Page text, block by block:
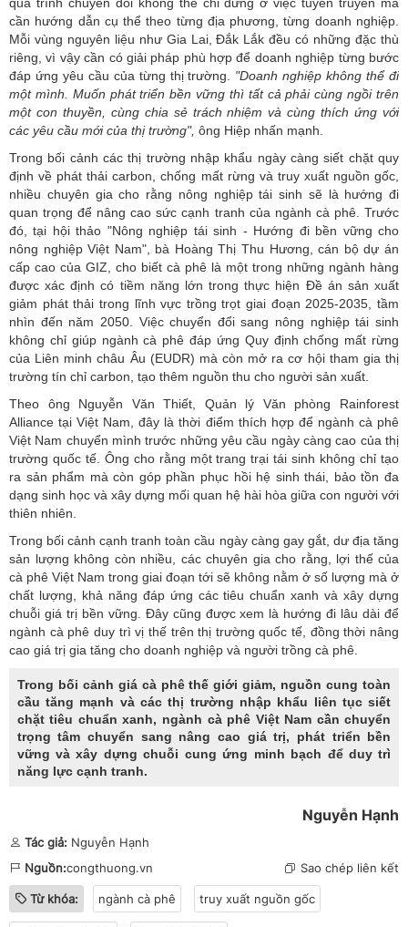
cần hướng dẫn cụ thể theo từng địa phương, từng doanh nghiệp.
Mỗi vùng nguyên liệu như Gia Lai, Đắk Lắk đều có những đặc thù
riêng, vì vậy cần có giải pháp phù hợp để doanh nghiệp từng bước
đáp ứng yêu cầu của từng thị trường. "Doanh nghiệp không thể đi
một mình. Muốn phát triển bền vững thì tất cả phải cùng ngồi trên
một con thuyền, cùng chia sẻ trách nhiệm và cùng thích ứng với
các yêu cầu mới của thị trường", ông Hiệp nhấn mạnh.
Trong bối cảnh các thị trường nhập khẩu ngày càng siết chặt quy
định về phát thải carbon, chống mất rừng và truy xuất nguồn gốc,
nhiều chuyên gia cho rằng nông nghiệp tái sinh sẽ là hướng đi
quan trọng để nâng cao sức cạnh tranh của ngành cà phê. Trước
đó, tại hội thảo "Nông nghiệp tái sinh - Hướng đi bền vững cho
nông nghiệp Việt Nam", bà Hoàng Thị Thu Hương, cán bộ dự án
cấp cao của GIZ, cho biết cà phê là một trong những ngành hàng
được xác định có tiềm năng lớn trong thực hiện Đề án sản xuất
giảm phát thải trong lĩnh vực trồng trọt giai đoạn 2025-2035, tầm
nhìn đến năm 2050. Việc chuyển đổi sang nông nghiệp tái sinh
không chỉ giúp ngành cà phê đáp ứng Quy định chống mất rừng
của Liên minh châu Âu (EUDR) mà còn mở ra cơ hội tham gia thị
trường tín chỉ carbon , tạo thêm nguồn thu cho người sản xuất.
Theo ông Nguyễn Văn Thiết, Quản lý Văn phòng Rainforest
Alliance tại Việt Nam, đây là thời điểm thích hợp để ngành cà phê
Việt Nam chuyển mình trước những yêu cầu ngày càng cao của thị
trường quốc tế. Ông cho rằng một trang trại tái sinh không chỉ tạo
ra sản phẩm mà còn góp phần phục hồi hệ sinh thái, bảo tồn đa
dạng sinh học và xây dựng mối quan hệ hài hòa giữa con người với
thiên nhiên.
Trong bối cảnh cạnh tranh toàn cầu ngày càng gay gắt, dư địa tăng
sản lượng không còn nhiều, các chuyên gia cho rằng, lợi thế của
cà phê Việt Nam trong giai đoạn tới sẽ không nằm ở số lượng mà ở
chất lượng, khả năng đáp ứng các tiêu chuẩn xanh và xây dựng
chuỗi giá trị bền vững. Đây cũng được xem là hướng đi lâu dài để
ngành cà phê duy trì vị thế trên thị trường quốc tế, đồng thời nâng
cao giá trị gia tăng cho doanh nghiệp và người trồng cà phê.
Trong bối cảnh giá cà phê thế giới giảm, nguồn cung toàn
cầu tăng mạnh và các thị trường nhập khẩu liên tục siết
chặt tiêu chuẩn xanh, ngành cà phê Việt Nam cần chuyển
trọng tâm chuyển sang nâng cao giá trị, phát triển bền
vững và xây dựng chuỗi cung ứng minh bạch để duy trì
năng lực cạnh tranh.
Nguyễn Hạnh
Tác giả: Nguyễn Hạnh
Nguồn:congthuong.vn Sao chép liên kết
Từ khóa: ngành cà phê truy xuất nguồn gốc